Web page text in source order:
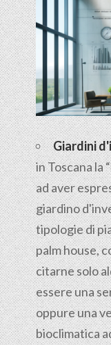
Giardini
in Toscana la
ad aver
giardino
tipologie di
palm house,
citarne solo
essere una
oppure una
bioclimatica